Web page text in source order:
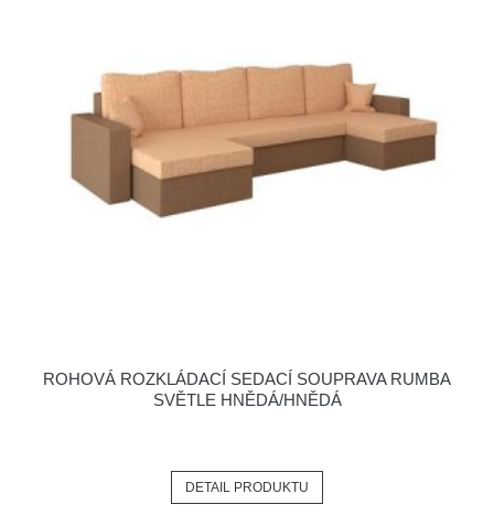
ROHOVÁ ROZKLÁDACÍ SEDACÍ SOUPRAVA RUMBA
SVĚTLE HNĚDÁ/HNĚDÁ
DETAIL PRODUKTU